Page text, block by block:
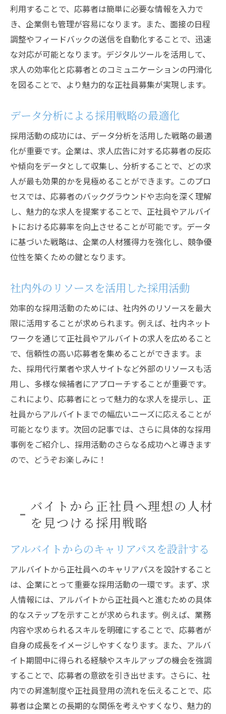
利用することで、応募者は簡単に必要な情報を入力で
き、企業側も管理が容易になります。また、面接の日程
調整やフィードバックの送信を自動化することで、迅速
な対応が可能となります。デジタルツールを活用して、
求人の効率化と応募者とのコミュニケーションの円滑化
を図ることで、より魅力的な正社員募集が実現します。
データ分析による採用戦略の最適化
採用活動の成功には、データ分析を活用した戦略の最適
化が重要です。企業は、求人広告に対する応募者の反応
や傾向をデータとして収集し、分析することで、どの求
人が最も効果的かを見極めることができます。このプロ
セスでは、応募者のバックグラウンドや志向を深く理解
し、魅力的な求人を提案することで、正社員やアルバイ
トにおける応募率を向上させることが可能です。データ
に基づいた戦略は、企業の人材獲得力を強化し、競争優
位性を築くための鍵となります。
社内外のリソースを活用した採用活動
効率的な採用活動のためには、社内外のリソースを最大
限に活用することが求められます。例えば、社内ネット
ワークを通じて正社員やアルバイトの求人を広めること
で、信頼性の高い応募者を集めることができます。ま
た、採用代行業者や求人サイトなど外部のリソースも活
用し、多様な候補者にアプローチすることが重要です。
これにより、応募者にとって魅力的な求人を提示し、正
社員からアルバイトまでの幅広いニーズに応えることが
可能となります。次回の記事では、さらに具体的な採用
事例をご紹介し、採用活動のさらなる成功へと導きます
ので、どうぞお楽しみに！
バイトから正社員へ理想の人材
を見つける採用戦略
アルバイトからのキャリアパスを設計する
アルバイトから正社員へのキャリアパスを設計すること
は、企業にとって重要な採用活動の一環です。まず、求
人情報には、アルバイトから正社員へと進むための具体
的なステップを示すことが求められます。例えば、業務
内容や求められるスキルを明確にすることで、応募者が
自身の成長をイメージしやすくなります。また、アルバ
イト期間中に得られる経験やスキルアップの機会を強調
することで、応募者の意欲を引き出せます。さらに、社
内での昇進制度や正社員登用の流れを伝えることで、応
募者は企業との長期的な関係を考えやすくなり、魅力的